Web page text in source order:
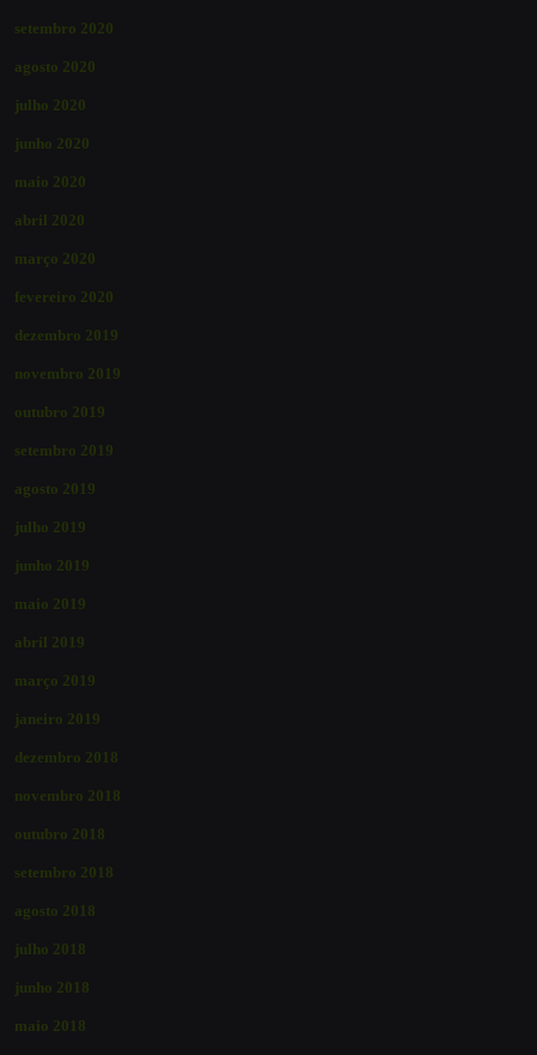
setembro 2020
agosto 2020
julho 2020
junho 2020
maio 2020
abril 2020
março 2020
fevereiro 2020
dezembro 2019
novembro 2019
outubro 2019
setembro 2019
agosto 2019
julho 2019
junho 2019
maio 2019
abril 2019
março 2019
janeiro 2019
dezembro 2018
novembro 2018
outubro 2018
setembro 2018
agosto 2018
julho 2018
junho 2018
maio 2018